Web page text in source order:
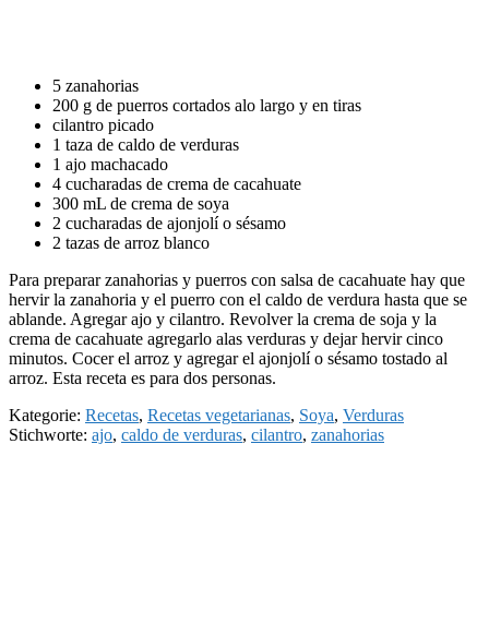
5 zanahorias
200 g de puerros cortados alo largo y en tiras
cilantro picado
1 taza de caldo de verduras
1 ajo machacado
4 cucharadas de crema de cacahuate
300 mL de crema de soya
2 cucharadas de ajonjolí o sésamo
2 tazas de arroz blanco
Para preparar zanahorias y puerros con salsa de cacahuate hay que
hervir la zanahoria y el puerro con el caldo de verdura hasta que se
ablande. Agregar ajo y cilantro. Revolver la crema de soja y la
crema de cacahuate agregarlo alas verduras y dejar hervir cinco
minutos. Cocer el arroz y agregar el ajonjolí o sésamo tostado al
arroz. Esta receta es para dos personas.
Kategorie: Recetas, Recetas vegetarianas, Soya, Verduras
Stichworte: ajo, caldo de verduras, cilantro, zanahorias